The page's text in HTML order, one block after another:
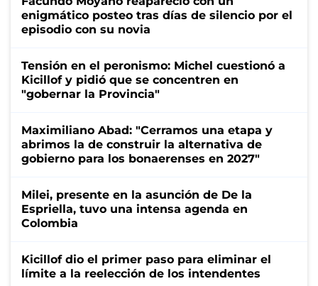
enigmático posteo tras días de silencio por el
episodio con su novia
Tensión en el peronismo: Michel cuestionó a
Kicillof y pidió que se concentren en
"gobernar la Provincia"
Maximiliano Abad: "Cerramos una etapa y
abrimos la de construir la alternativa de
gobierno para los bonaerenses en 2027"
Milei, presente en la asunción de De la
Espriella, tuvo una intensa agenda en
Colombia
Kicillof dio el primer paso para eliminar el
límite a la reelección de los intendentes